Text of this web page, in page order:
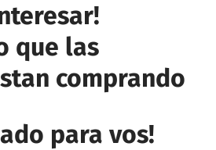
que las
comprando
para vos!